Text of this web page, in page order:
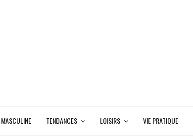
TENDANCES LOISIRS VIE PRATIQUE